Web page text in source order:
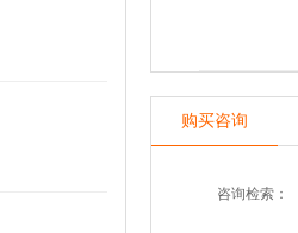
购买咨询
咨询检索：